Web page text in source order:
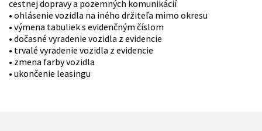
cestnej dopravy a pozemných komunikácií
• ohlásenie vozidla na iného držiteľa mimo okresu
• výmena tabuliek s evidenčným číslom
• dočasné vyradenie vozidla z evidencie
• trvalé vyradenie vozidla z evidencie
• zmena farby vozidla
• ukončenie leasingu